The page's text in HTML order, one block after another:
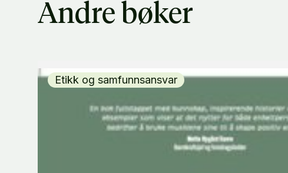
Andre bøker
Etikk og samfunnsansvar